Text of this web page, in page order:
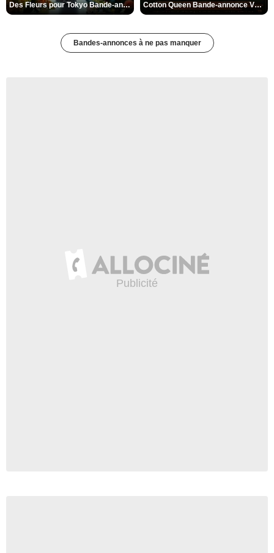
Des Fleurs pour Tokyo Bande-annonce VO STFR Cotton Queen Bande-annonce VO STFR
Bandes-annonces à ne pas manquer